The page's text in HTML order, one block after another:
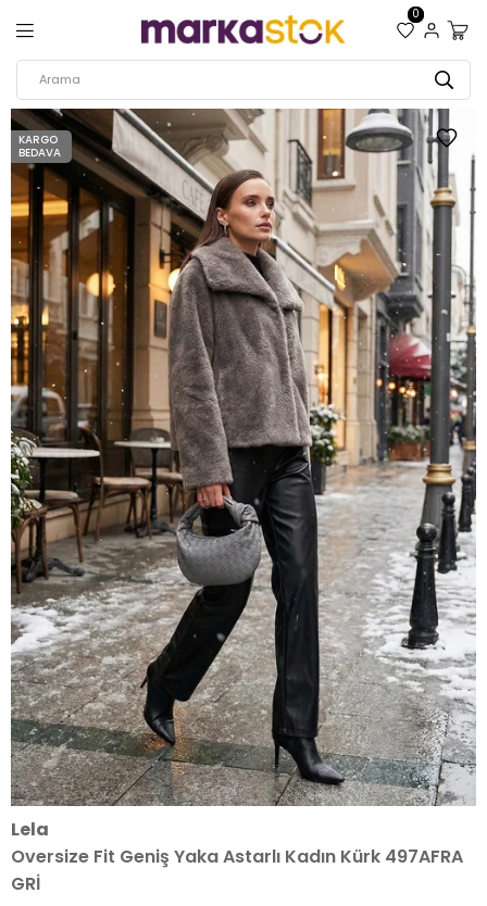
0
KARGO
BEDAVA
Lela
Oversize Fit Geniş Yaka Astarlı Kadın Kürk 497AFRA
GRİ